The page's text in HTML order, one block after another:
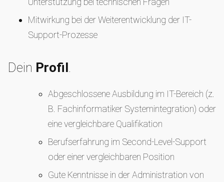
Mitwirkung bei der Weiterentwicklung der IT-
Support-Prozesse
Dein Profil.
Abgeschlossene Ausbildung im IT-Bereich (z.
B. Fachinformatiker Systemintegration) oder
eine vergleichbare Qualifikation
Berufserfahrung im Second-Level-Support
oder einer vergleichbaren Position
Gute Kenntnisse in der Administration von